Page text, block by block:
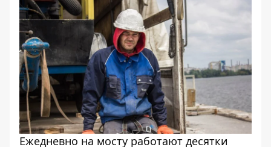
Ежедневно на мосту работают десятки